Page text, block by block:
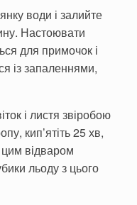
води і залийте
Настоювати
для при­мочок і
із запаленнями,
і листя звіробою
кип’ятіть 25 хв,
цим відваром
льоду з цього